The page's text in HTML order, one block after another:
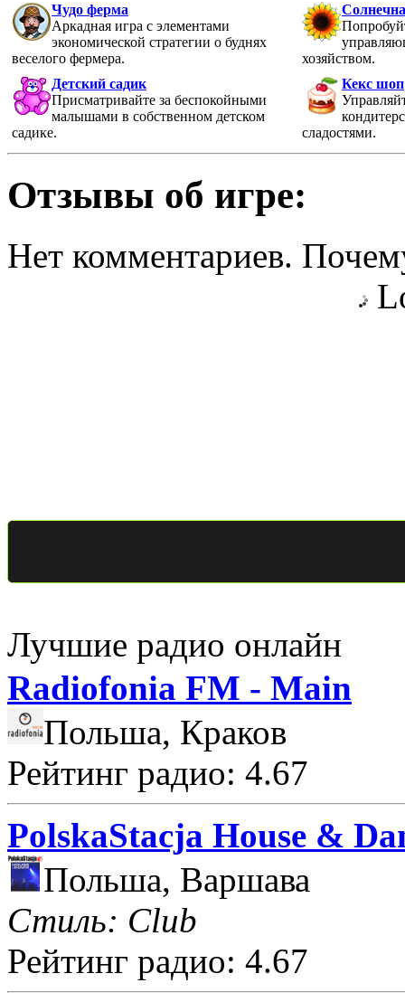
Чудо ферма
Аркадная игра с элементами
экономической стратегии о буднях
веселого фермера.
хозяйством.
Детский садик
Присматривайте за беспокойными
малышами в собственном детском
садике.
Кекс шоп
сладостями.
Отзывы об игре:
Нет комментариев.
Лучшие радио онлайн
Radiofonia FM - Main
Польша, Краков
Рейтинг радио: 4.67
PolskaStacja House &
Польша, Варшава
Стиль: Club
Рейтинг радио: 4.67